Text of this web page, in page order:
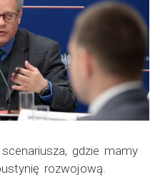
gdzie mamy
rozwojową.